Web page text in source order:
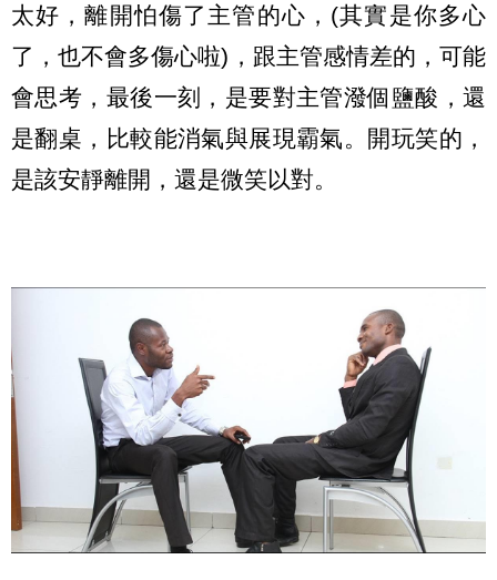
太好，離開怕傷了主管的心，(其實是你多心
了，也不會多傷心啦)，跟主管感情差的，可能
會思考，最後一刻，是要對主管潑個鹽酸，還
是翻桌，比較能消氣與展現霸氣。開玩笑的，
是該安靜離開，還是微笑以對。